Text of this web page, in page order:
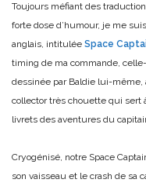
Toujours méfiant des
forte dose d’humour, je me
anglais, intitulée Space
timing de ma commande,
dessinée par Baldie lui-même,
collector très chouette qui sert
livrets des aventures du
Cryogénisé, notre Space
son vaisseau et le crash de sa